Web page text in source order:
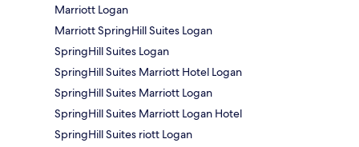
Marriott Logan
Marriott SpringHill Suites Logan
SpringHill Suites Logan
SpringHill Suites Marriott Hotel Logan
SpringHill Suites Marriott Logan
SpringHill Suites Marriott Logan Hotel
SpringHill Suites riott Logan